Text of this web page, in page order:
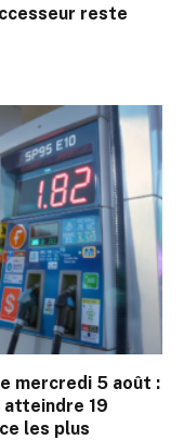
reste
mercredi 5 août :
atteindre 19
les plus